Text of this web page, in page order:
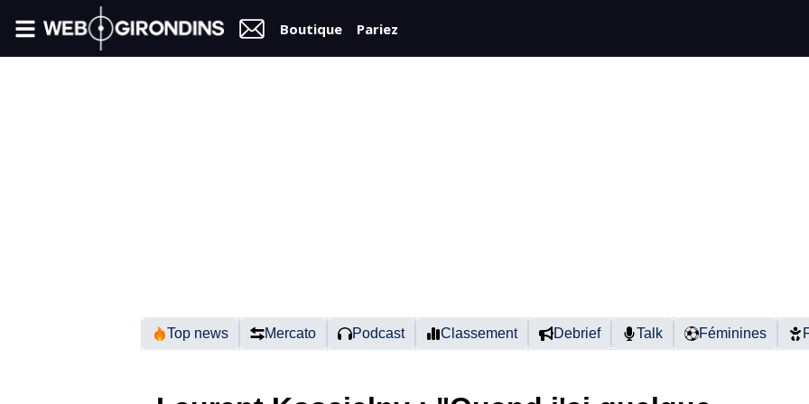
Boutique Pariez
Top news Mercato Podcast Classement Debrief Talk Féminines